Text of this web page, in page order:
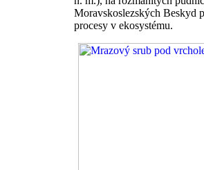
Moravskoslezských Beskyd
procesy v ekosystému.